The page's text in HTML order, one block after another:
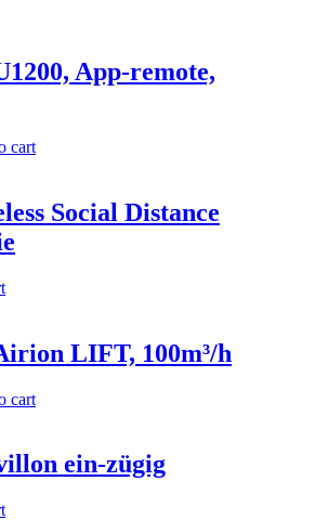
App-remote,
cart
Social Distance
LIFT, 100m³/h
cart
ein-zügig